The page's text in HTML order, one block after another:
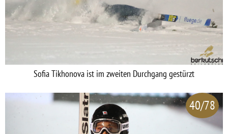
Sofia Tikhonova ist im zweiten Durchgang gestürzt
40/78